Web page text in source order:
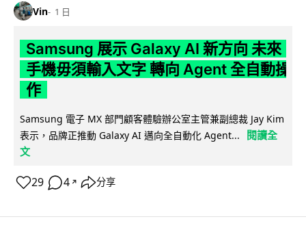
Vin 1 日
Samsung 展示 Galaxy AI 新方向 未來
手機毋須輸入文字 轉向 Agent 全自動操
作
Samsung 電子 MX 部門顧客體驗辦公室主管兼副總裁 Jay Kim
表示，品牌正推動 Galaxy AI 邁向全自動化 Agent...
閱讀全
文
29 4 ↗ 分享